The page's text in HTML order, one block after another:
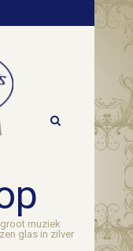
muziek
glas in zilver